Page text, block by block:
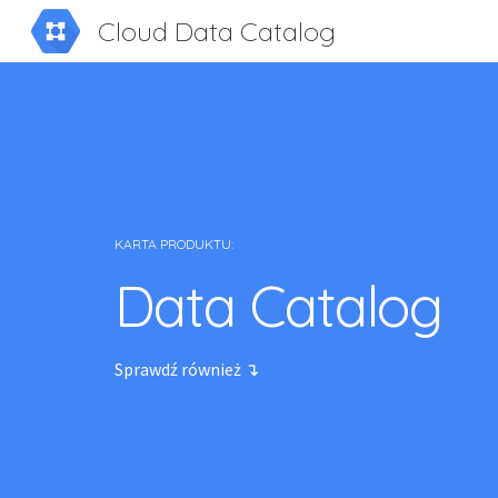
Cloud Data Catalog
KARTA PRODUKTU:
Data Catalog
Sprawdź również ↴